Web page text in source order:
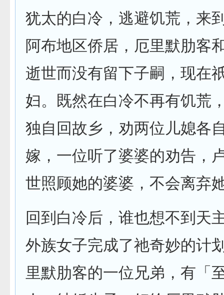
犹太的白冷，逃避饥荒，来
阿布地区侨居，厄里默肋客
逝世而没有留下子嗣，现在
妇。既然在白冷不再有饥荒
独自回故乡，劝两位儿媳各
嫁，一位听了婆婆的劝告，
世照顾她的婆婆，不会离弃
回到白冷后，谁也想不到天
外族女子完成了祂奇妙的计
里默肋客的一位兄弟，有「